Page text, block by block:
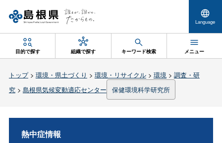
Language
目的で探す 組織で探す キーワード検索 メニュー
トップ> 環境・県土づくり > 環境・リサイクル> 環境> 調査・研
究> 島根県気候変動適応センター 保健環境科学研究所
熱中症情報